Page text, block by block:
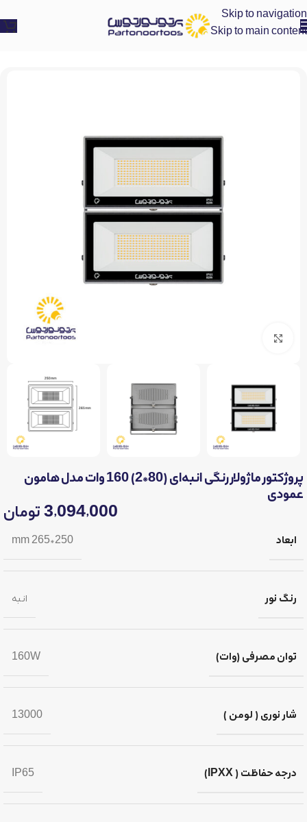
Skip to navigation
Skip to main content
پروژکتور ماژولار رنگی انبه‌ای (80*2) 160 وات مدل هامون
عمودی
3,094,000تومان
ابعاد 250*265 mm
رنگ نور انبه
توان مصرفی (وات) 160W
شار نوری ( لومن ) 13000
درجه حفاظت ( IPXX) IP65